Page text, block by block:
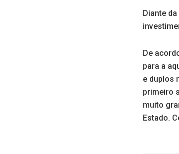
Diante
De
para a
e duplos
primeiro
muito
Estado.